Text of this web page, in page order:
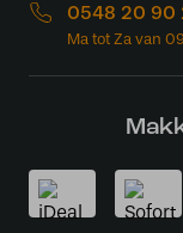
0548 20 90